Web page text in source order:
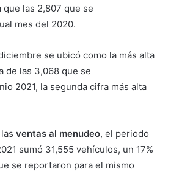
que las 2,807 que se
mes del 2020.
se ubicó como la más alta
de las 3,068 que se
2021, la segunda cifra más alta
ventas al menudeo, el periodo
sumó 31,555 vehículos, un 17%
se reportaron para el mismo